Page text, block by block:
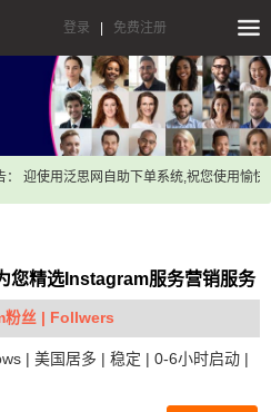
登录 免费注册
迎使用泛思网自助下单系统,祝您使用愉快！
您精选Instagram服务营销服务
粉丝 | Follwers
| 美国居多 | 稳定 | 0-6小时启动 |